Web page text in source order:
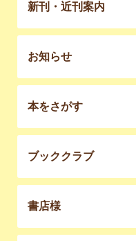
新刊・近刊案内
お知らせ
本をさがす
ブッククラブ
書店様